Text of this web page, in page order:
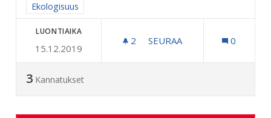
Rajaa tulokset aihepiirin mukaan: Ekologisuus
Ekologisuus
LUONTIAIKA
15.12.2019
2 2 SEURAAJAA
SEURAA 0
3 Kannatukset